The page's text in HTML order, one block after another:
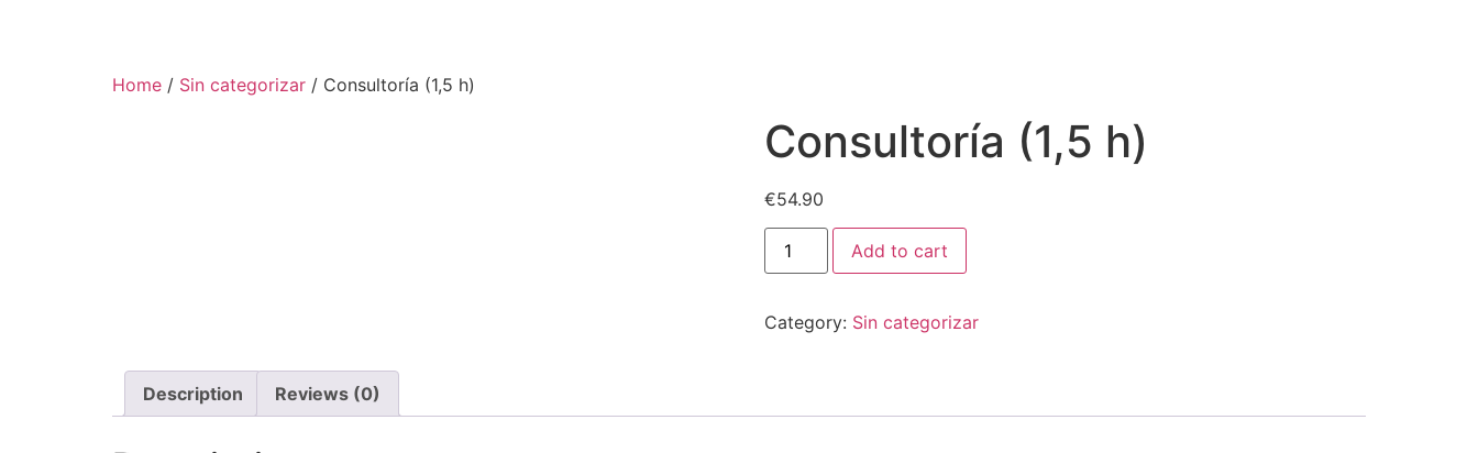
Home / Sin categorizar / Consultoría (1,5 h)
Consultoría (1,5 h)
€54.90
Add to cart
Category: Sin categorizar
Description Reviews (0)